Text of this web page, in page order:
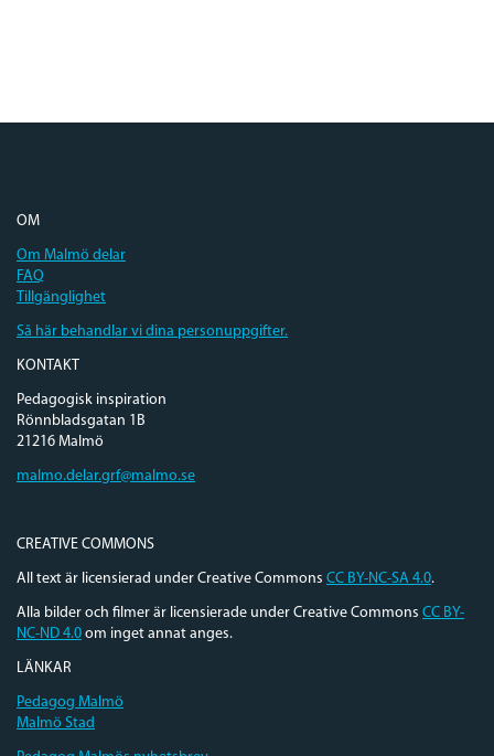
OM
Om Malmö delar
FAQ
Tillgänglighet
Så här behandlar vi dina personuppgifter.
KONTAKT
Pedagogisk inspiration
Rönnbladsgatan 1B
21216 Malmö
malmo.delar.grf@malmo.se
CREATIVE COMMONS
All text är licensierad under Creative Commons CC BY-NC-SA 4.0.
Alla bilder och filmer är licensierade under Creative Commons CC BY-
NC-ND 4.0 om inget annat anges.
LÄNKAR
Pedagog Malmö
Malmö Stad